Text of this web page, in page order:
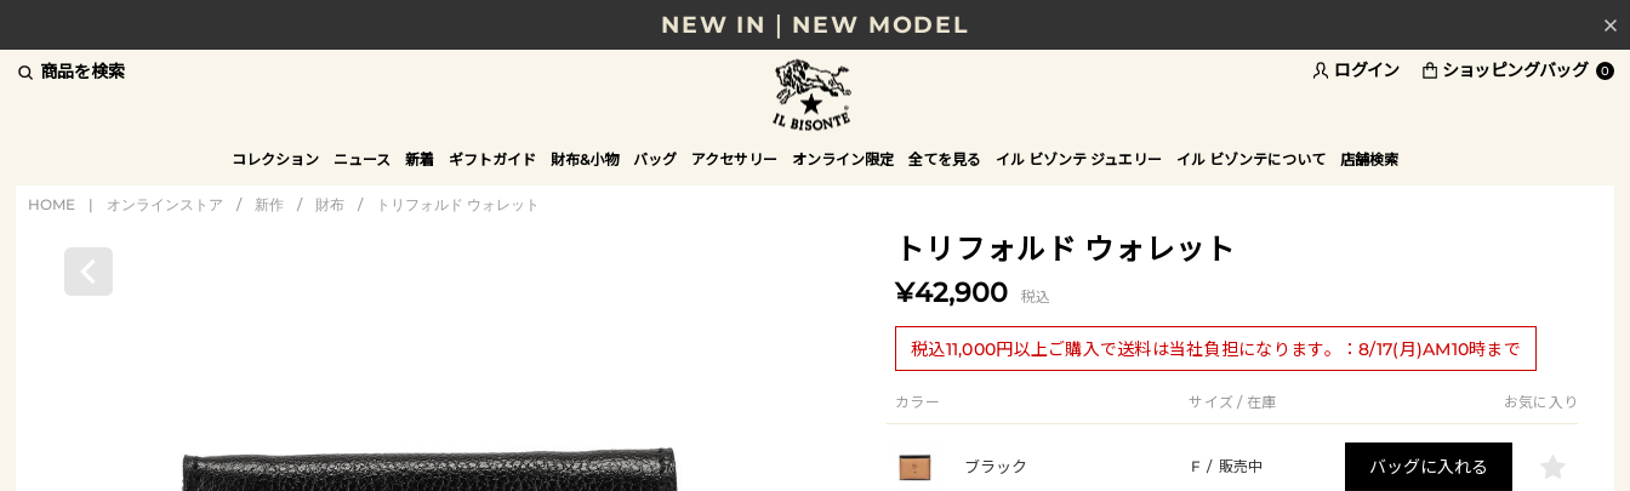
NEW IN｜NEW MODEL
8/17(月)10時まで｜税込11,000円以上で送料無料
贈る相手やシーンから選べる、新しいギフトガイド
NEW IN｜COLOR LEATHER
商品を検索 ログイン ショッピングバッグ 0
コレクション ニュース 新着 ギフトガイド 財布&小物 バッグ アクセサリー オンライン限定 全てを見る イル ビゾンテ ジュエリー イル ビゾンテについて 店舗検索
HOME | オンラインストア / 新作 / 財布 / トリフォルド ウォレット
トリフォルド ウォレット
¥42,900 税込
税込11,000円以上ご購入で送料は当社負担になります。：8/17(月)AM10時まで
カラー サイズ / 在庫 お気に入り
ブラック F / 販売中 バッグに入れる